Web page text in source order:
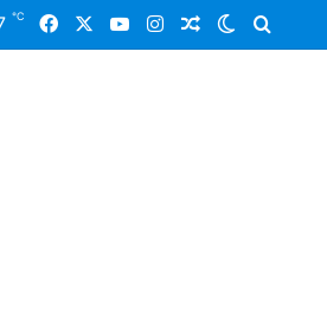
℃ FacebookYouTubeInstagramRandom Article
Switch skin